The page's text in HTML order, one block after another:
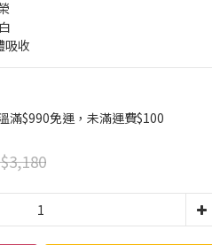
吸收
滿$990免運，未滿運費$100